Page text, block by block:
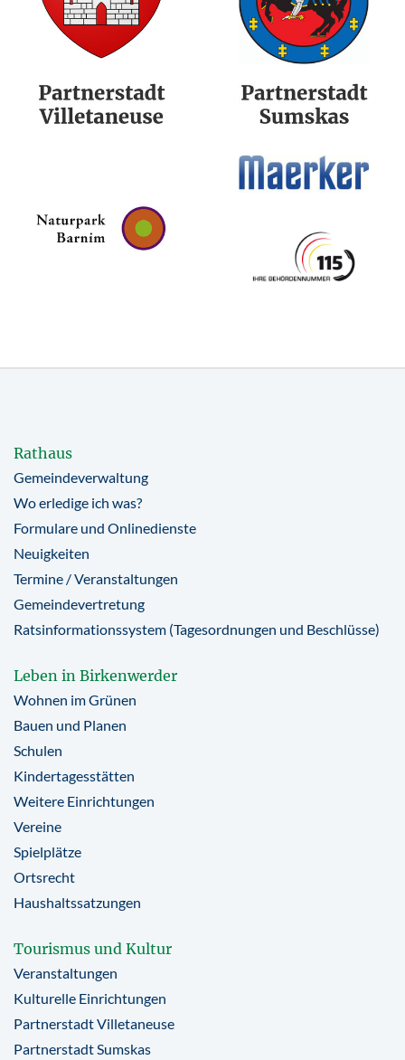
Rathaus
Gemeindeverwaltung
Wo erledige ich was?
Formulare und Onlinedienste
Neuigkeiten
Termine / Veranstaltungen
Gemeindevertretung
Ratsinformationssystem (Tagesordnungen und Beschlüsse)
Leben in Birkenwerder
Wohnen im Grünen
Bauen und Planen
Schulen
Kindertagesstätten
Weitere Einrichtungen
Vereine
Spielplätze
Ortsrecht
Haushaltssatzungen
Tourismus und Kultur
Veranstaltungen
Kulturelle Einrichtungen
Partnerstadt Villetaneuse
Partnerstadt Sumskas